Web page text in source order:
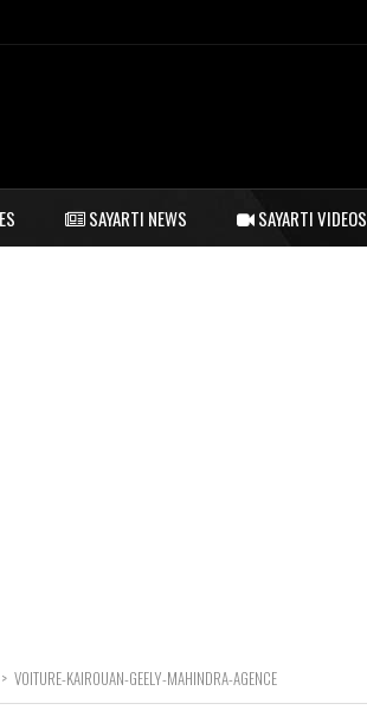
SAYARTI NEWS SAYARTI VIDEOS
> VOITURE-KAIROUAN-GEELY-MAHINDRA-AGENCE